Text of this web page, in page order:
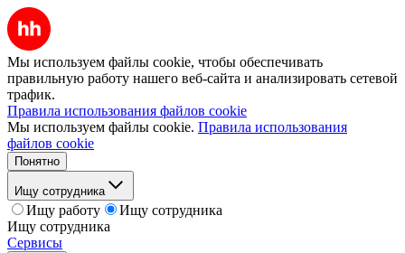
Мы используем файлы cookie, чтобы обеспечивать
правильную работу нашего веб-сайта и анализировать сетевой
трафик.
Правила использования файлов cookie
Мы используем файлы cookie. Правила использования
файлов cookie
Понятно
Ищу сотрудника
Ищу работу
Ищу сотрудника
Ищу сотрудника
Сервисы